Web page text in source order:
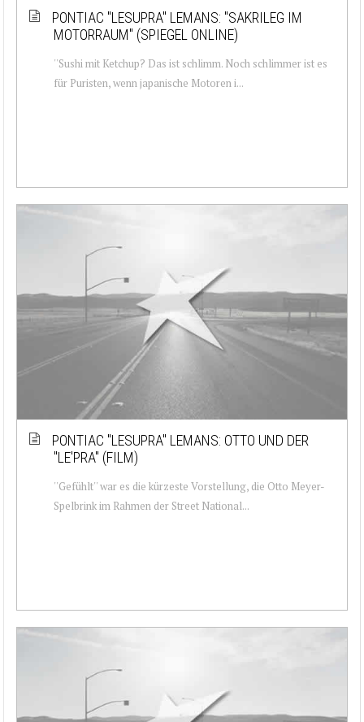
PONTIAC ''LESUPRA'' LEMANS: ''SAKRILEG IM
MOTORRAUM'' (SPIEGEL ONLINE)
''Sushi mit Ketchup? Das ist schlimm. Noch schlimmer ist es
für Puristen, wenn japanische Motoren i...
PONTIAC ''LESUPRA'' LEMANS: OTTO UND DER
''LE'PRA'' (FILM)
''Gefühlt'' war es die kürzeste Vorstellung, die Otto Meyer-
Spelbrink im Rahmen der Street National...